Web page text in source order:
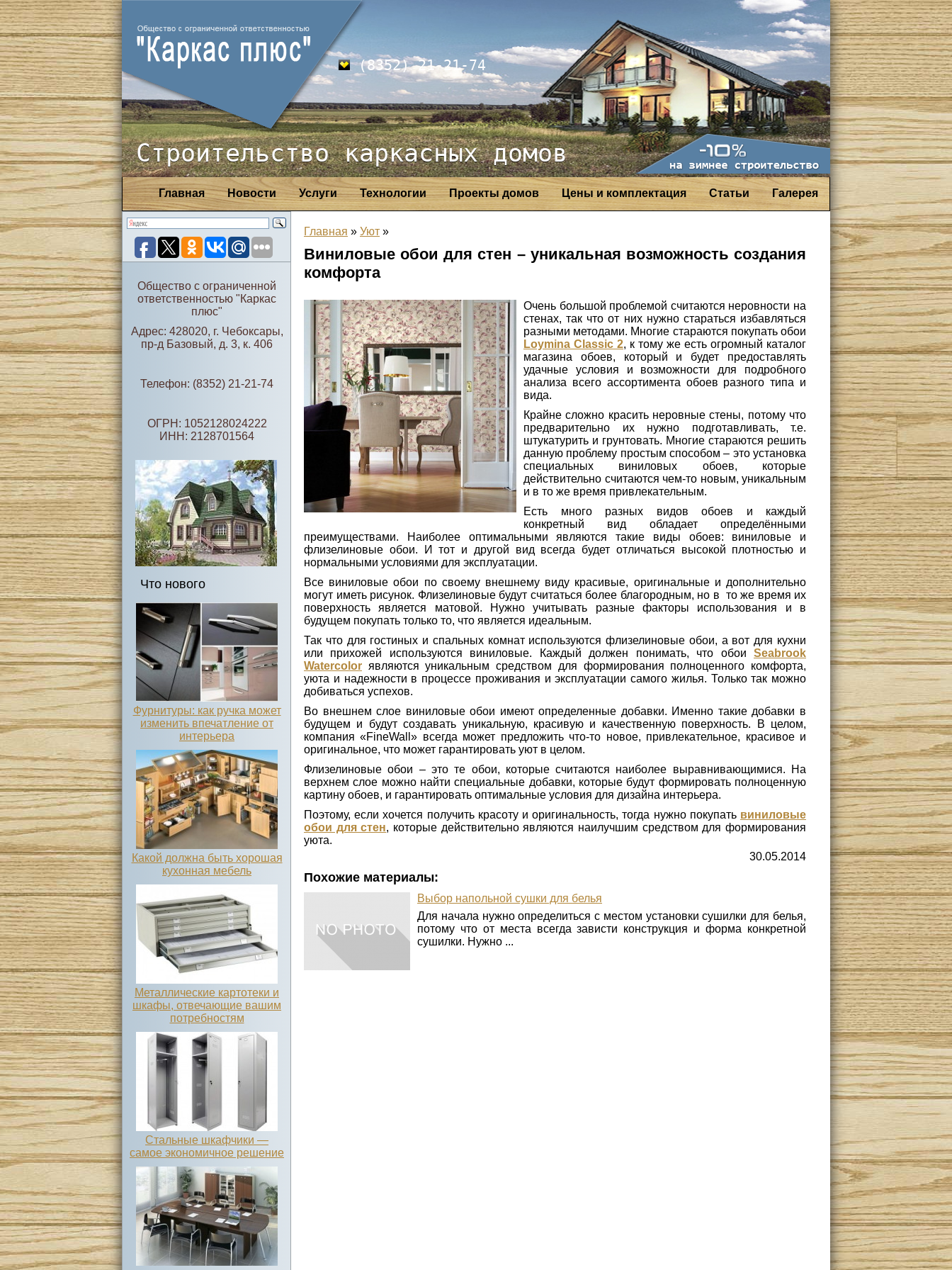
(8352) 21-21-74
Строительство каркасных домов
Галерея
Статьи
Цены и комплектация
Проекты домов
Технологии
Услуги
Новости
Главная
Общество с ограниченной
ответственностью "Каркас
плюс"
Адрес: 428020, г. Чебоксары,
пр-д Базовый, д. 3, к. 406
Телефон: (8352) 21-21-74
ОГРН: 1052128024222
ИНН: 2128701564
Что нового
Фурнитуры: как ручка может
изменить впечатление от
интерьера
Какой должна быть хорошая
кухонная мебель
Металлические картотеки и
шкафы, отвечающие вашим
потребностям
Стальные шкафчики —
самое экономичное решение
Главная » Уют »
Виниловые обои для стен – уникальная возможность создания
комфорта
Очень большой проблемой считаются неровности на
стенах, так что от них нужно стараться избавляться
разными методами. Многие стараются покупать обои
Loymina Classic 2, к тому же есть огромный каталог
магазина обоев, который и будет предоставлять
удачные условия и возможности для подробного
анализа всего ассортимента обоев разного типа и
вида.
Крайне сложно красить неровные стены, потому что
предварительно их нужно подготавливать, т.е.
штукатурить и грунтовать. Многие стараются решить
данную проблему простым способом – это установка
специальных виниловых обоев, которые
действительно считаются чем-то новым, уникальным
и в то же время привлекательным.
Есть много разных видов обоев и каждый
конкретный вид обладает определёнными
преимуществами. Наиболее оптимальными являются такие виды обоев: виниловые и
флизелиновые обои. И тот и другой вид всегда будет отличаться высокой плотностью и
нормальными условиями для эксплуатации.
Все виниловые обои по своему внешнему виду красивые, оригинальные и дополнительно
могут иметь рисунок. Флизелиновые будут считаться более благородным, но в то же время их
поверхность является матовой. Нужно учитывать разные факторы использования и в
будущем покупать только то, что является идеальным.
Так что для гостиных и спальных комнат используются флизелиновые обои, а вот для кухни
или прихожей используются виниловые. Каждый должен понимать, что обои Seabrook
Watercolor являются уникальным средством для формирования полноценного комфорта,
уюта и надежности в процессе проживания и эксплуатации самого жилья. Только так можно
добиваться успехов.
Во внешнем слое виниловые обои имеют определенные добавки. Именно такие добавки в
будущем и будут создавать уникальную, красивую и качественную поверхность. В целом,
компания «FineWall» всегда может предложить что-то новое, привлекательное, красивое и
оригинальное, что может гарантировать уют в целом.
Флизелиновые обои – это те обои, которые считаются наиболее выравнивающимися. На
верхнем слое можно найти специальные добавки, которые будут формировать полноценную
картину обоев, и гарантировать оптимальные условия для дизайна интерьера.
Поэтому, если хочется получить красоту и оригинальность, тогда нужно покупать виниловые
обои для стен, которые действительно являются наилучшим средством для формирования
уюта.
30.05.2014
Похожие материалы:
Выбор напольной сушки для белья
Для начала нужно определиться с местом установки сушилки для белья,
потому что от места всегда зависти конструкция и форма конкретной
сушилки. Нужно ...